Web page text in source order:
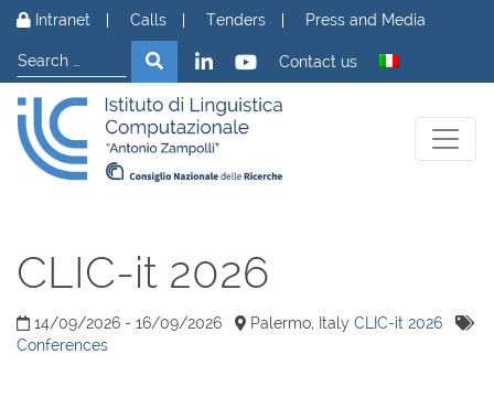
Skip to content
Intranet Calls Tenders
Press and Media
Search
Search Contact us
CLIC-it 2026
14/09/2026 - 16/09/2026 Palermo, Italy CLIC-it 2026
Conferences